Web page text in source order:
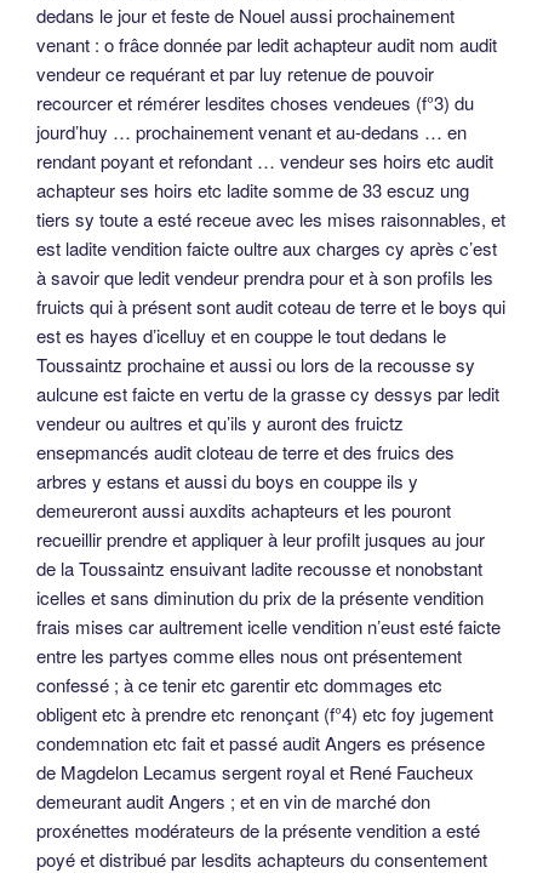
dedans le jour et feste de Nouel aussi prochainement
venant : o frâce donnée par ledit achapteur audit nom audit
vendeur ce requérant et par luy retenue de pouvoir
recourcer et rémérer lesdites choses vendeues (f°3) du
jourd’huy … prochainement venant et au-dedans … en
rendant poyant et refondant … vendeur ses hoirs etc audit
achapteur ses hoirs etc ladite somme de 33 escuz ung
tiers sy toute a esté receue avec les mises raisonnables, et
est ladite vendition faicte oultre aux charges cy après c’est
à savoir que ledit vendeur prendra pour et à son profils les
fruicts qui à présent sont audit coteau de terre et le boys qui
est es hayes d’icelluy et en couppe le tout dedans le
Toussaintz prochaine et aussi ou lors de la recousse sy
aulcune est faicte en vertu de la grasse cy dessys par ledit
vendeur ou aultres et qu’ils y auront des fruictz
ensepmancés audit cloteau de terre et des fruics des
arbres y estans et aussi du boys en couppe ils y
demeureront aussi auxdits achapteurs et les pouront
recueillir prendre et appliquer à leur profilt jusques au jour
de la Toussaintz ensuivant ladite recousse et nonobstant
icelles et sans diminution du prix de la présente vendition
frais mises car aultrement icelle vendition n’eust esté faicte
entre les partyes comme elles nous ont présentement
confessé ; à ce tenir etc garentir etc dommages etc
obligent etc à prendre etc renonçant (f°4) etc foy jugement
condemnation etc fait et passé audit Angers es présence
de Magdelon Lecamus sergent royal et René Faucheux
demeurant audit Angers ; et en vin de marché don
proxénettes modérateurs de la présente vendition a esté
poyé et distribué par lesdits achapteurs du consentement